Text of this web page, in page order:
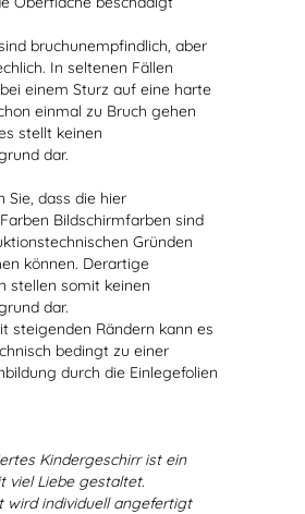
bruchunempfindlich, aber
In seltenen Fällen
einem Sturz auf eine harte
einmal zu Bruch gehen
stellt keinen
dar.
Sie, dass die hier
Bildschirmfarben sind
Gründen
können. Derartige
stellen somit keinen
dar.
steigenden Rändern kann es
bedingt zu einer
durch die Einlegefolien
Kindergeschirr ist ein
viel Liebe gestaltet.
wird individuell angefertigt